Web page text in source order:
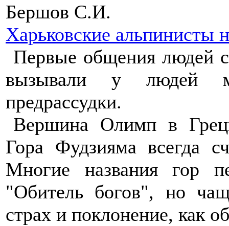
Бершов С.И.
Харьковские альпинисты
Первые общения людей
вызывали у людей
предрассудки.
Вершина Олимп в
Гора Фудзияма всегда
Многие названия гор
"Обитель богов", но
страх и поклонение, как